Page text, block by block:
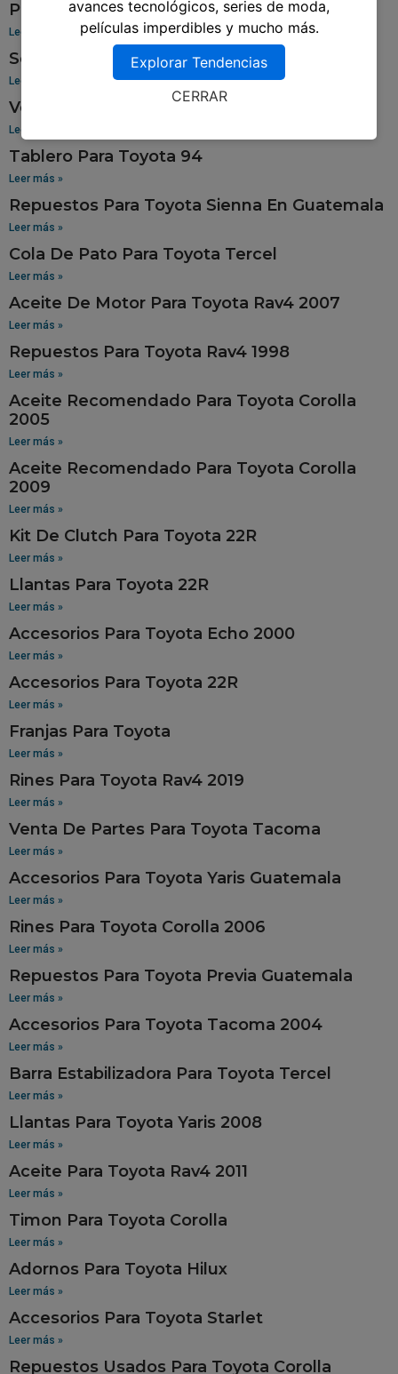
Pantalla Para Toyota Yaris
Leer más »
Sensor De Oxigeno Para Toyota Corolla
Leer más »
Venta De Aros Para Toyota Hilux
Leer más »
Tablero Para Toyota 94
Leer más »
Repuestos Para Toyota Sienna En Guatemala
Leer más »
Cola De Pato Para Toyota Tercel
Leer más »
Aceite De Motor Para Toyota Rav4 2007
Leer más »
Repuestos Para Toyota Rav4 1998
Leer más »
Aceite Recomendado Para Toyota Corolla
2005
Leer más »
Aceite Recomendado Para Toyota Corolla
2009
Leer más »
Kit De Clutch Para Toyota 22R
Leer más »
Llantas Para Toyota 22R
Leer más »
Accesorios Para Toyota Echo 2000
Leer más »
Accesorios Para Toyota 22R
Leer más »
Franjas Para Toyota
Leer más »
Rines Para Toyota Rav4 2019
Leer más »
Venta De Partes Para Toyota Tacoma
Leer más »
Accesorios Para Toyota Yaris Guatemala
Leer más »
Rines Para Toyota Corolla 2006
Leer más »
Repuestos Para Toyota Previa Guatemala
Leer más »
Accesorios Para Toyota Tacoma 2004
Leer más »
Barra Estabilizadora Para Toyota Tercel
Leer más »
Llantas Para Toyota Yaris 2008
Leer más »
Aceite Para Toyota Rav4 2011
Leer más »
Timon Para Toyota Corolla
Leer más »
Adornos Para Toyota Hilux
Leer más »
Accesorios Para Toyota Starlet
Leer más »
Repuestos Usados Para Toyota Corolla
avances tecnológicos, series de moda,
películas imperdibles y mucho más.
Explorar Tendencias
CERRAR